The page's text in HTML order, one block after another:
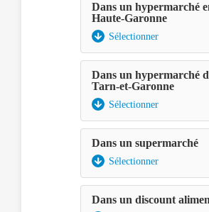
Dans un hypermarché
Haute-Garonne
Sélectionner
Dans un hypermarché
Tarn-et-Garonne
Sélectionner
Dans un supermarché
Sélectionner
Dans un discount